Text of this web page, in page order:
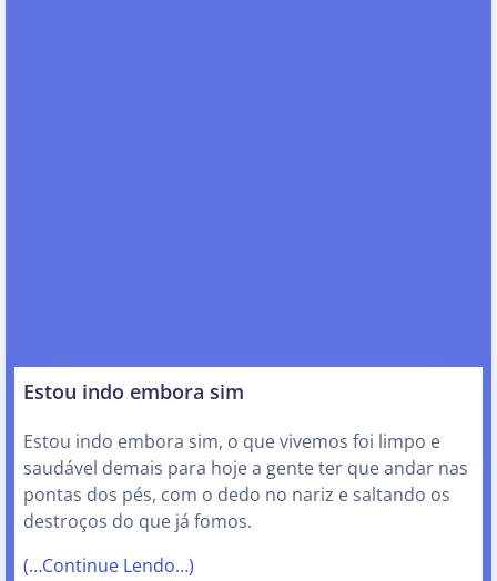
Estou indo embora sim
Estou indo embora sim, o que vivemos foi limpo e
saudável demais para hoje a gente ter que andar nas
pontas dos pés, com o dedo no nariz e saltando os
destroços do que já fomos.
(…Continue Lendo…)